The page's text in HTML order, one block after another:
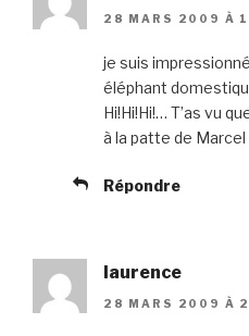
28 MARS 2009 À
je suis
éléphant
Hi!Hi!Hi!… T’as vu
à la patte de Marcel
Répondre
laurence
28 MARS 2009 À